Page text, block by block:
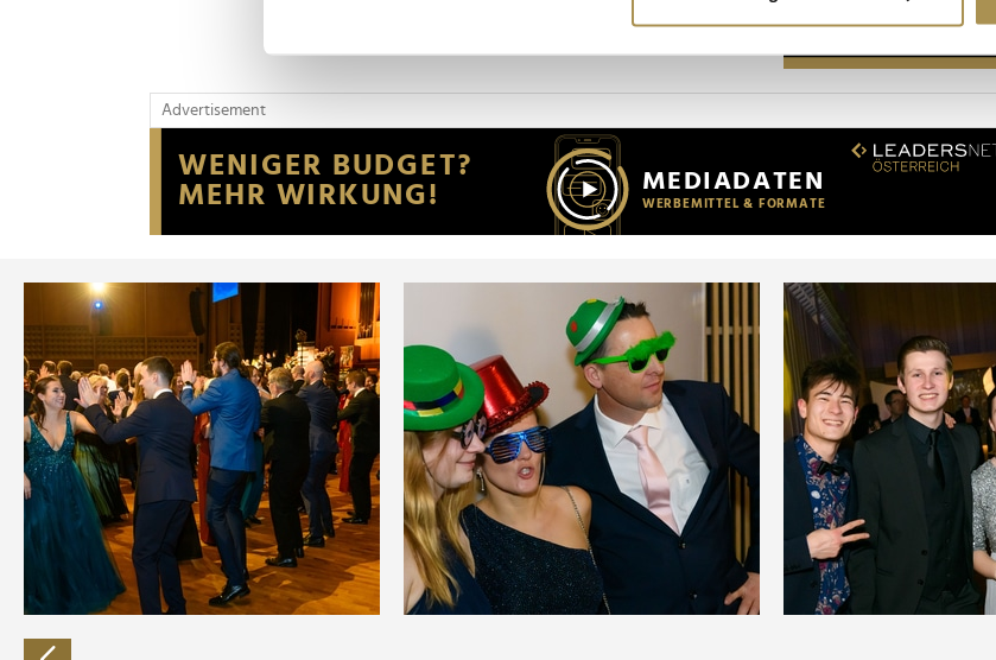
Erfahren Sie mehr darüber, wie Ihre persönlichen Daten verarbeitet werden, und
Wir verwenden Cookies, um Inhalte und Anzeigen zu personalisieren, Funktionen für
Website an unsere Partner für soziale Medien, Werbung und Analysen weiter.
möglicherweise mit weiteren Daten zusammen, die Sie ihnen bereitgestellt haben
der Dienste gesammelt haben.
Advertisement